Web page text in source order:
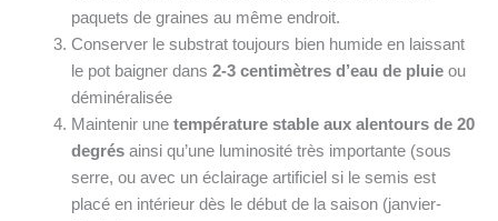
paquets de graines au même endroit.
Conserver le substrat toujours bien humide en laissant
le pot baigner dans 2-3 centimètres d’eau de pluieou
déminéralisée
Maintenir une température stable aux alentours de 20
degrésainsi qu’une luminosité très importante (sous
serre, ou avec un éclairage artificiel si le semis est
placé en intérieur dès le début de la saison (janvier-